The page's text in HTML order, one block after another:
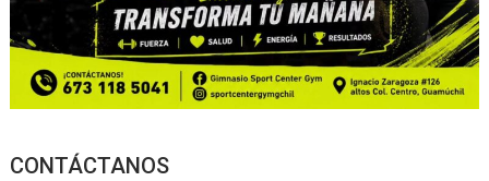
CONTÁCTANOS